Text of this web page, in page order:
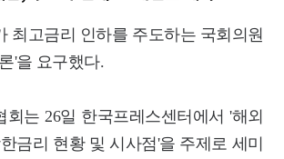
최고금리 인하를 주도하는 국회의원
'을 요구했다.
회는 26일 한국프레스센터에서 '해외
금리 현황 및 시사점'을 주제로 세미